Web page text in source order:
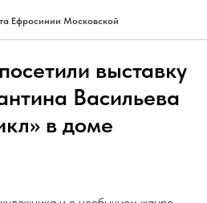
Ефросинии Московской
выставку
Васильева
в доме